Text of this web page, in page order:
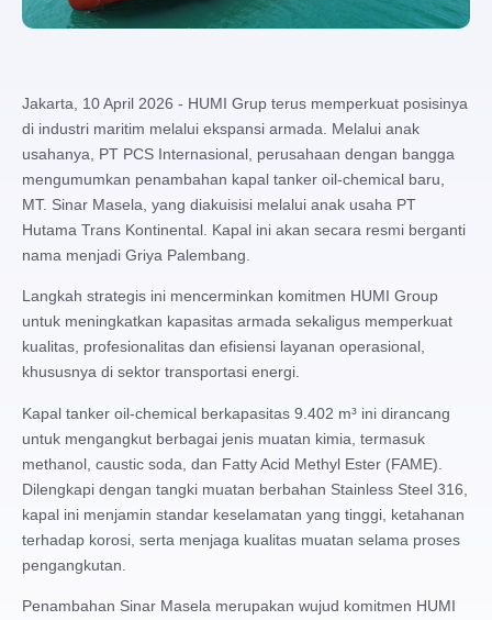
Jakarta, 10 April 2026 - HUMI Grup terus memperkuat posisinya
di industri maritim melalui ekspansi armada. Melalui anak
usahanya, PT PCS Internasional, perusahaan dengan bangga
mengumumkan penambahan kapal tanker oil-chemical baru,
MT. Sinar Masela, yang diakuisisi melalui anak usaha PT
Hutama Trans Kontinental. Kapal ini akan secara resmi berganti
nama menjadi Griya Palembang.
Langkah strategis ini mencerminkan komitmen HUMI Group
untuk meningkatkan kapasitas armada sekaligus memperkuat
kualitas, profesionalitas dan efisiensi layanan operasional,
khususnya di sektor transportasi energi.
Kapal tanker oil-chemical berkapasitas 9.402 m³ ini dirancang
untuk mengangkut berbagai jenis muatan kimia, termasuk
methanol, caustic soda, dan Fatty Acid Methyl Ester (FAME).
Dilengkapi dengan tangki muatan berbahan Stainless Steel 316,
kapal ini menjamin standar keselamatan yang tinggi, ketahanan
terhadap korosi, serta menjaga kualitas muatan selama proses
pengangkutan.
Penambahan Sinar Masela merupakan wujud komitmen HUMI